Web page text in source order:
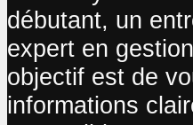
débutant, un
expert en
objectif est de
informations